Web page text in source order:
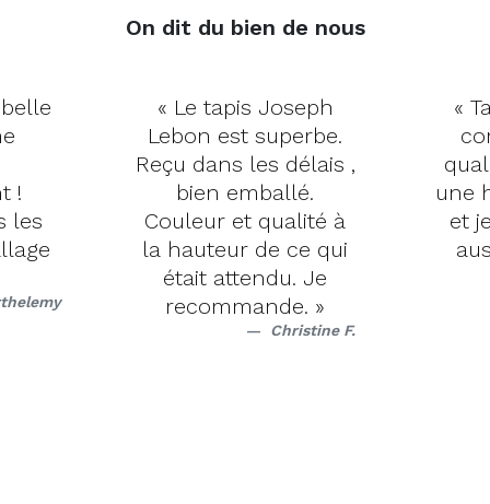
On dit du bien de nous
!
les
« Le tapis Joseph
Lebon est superbe.
Reçu dans les délais ,
bien emballé.
Couleur et qualité à
la hauteur de ce qui
était attendu. Je
recommande. »
Christine F.
«
une
et